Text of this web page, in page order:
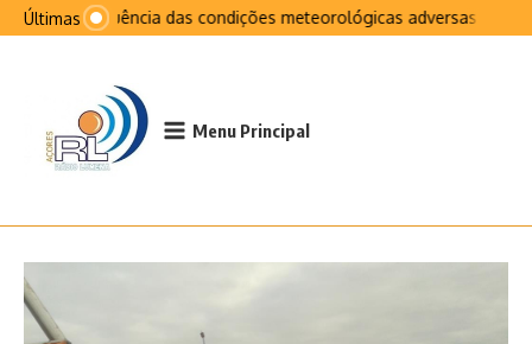
Ir para o conteúdo
Últimas
Na sequência das condições meteorológicas adversas que
Menu Principal